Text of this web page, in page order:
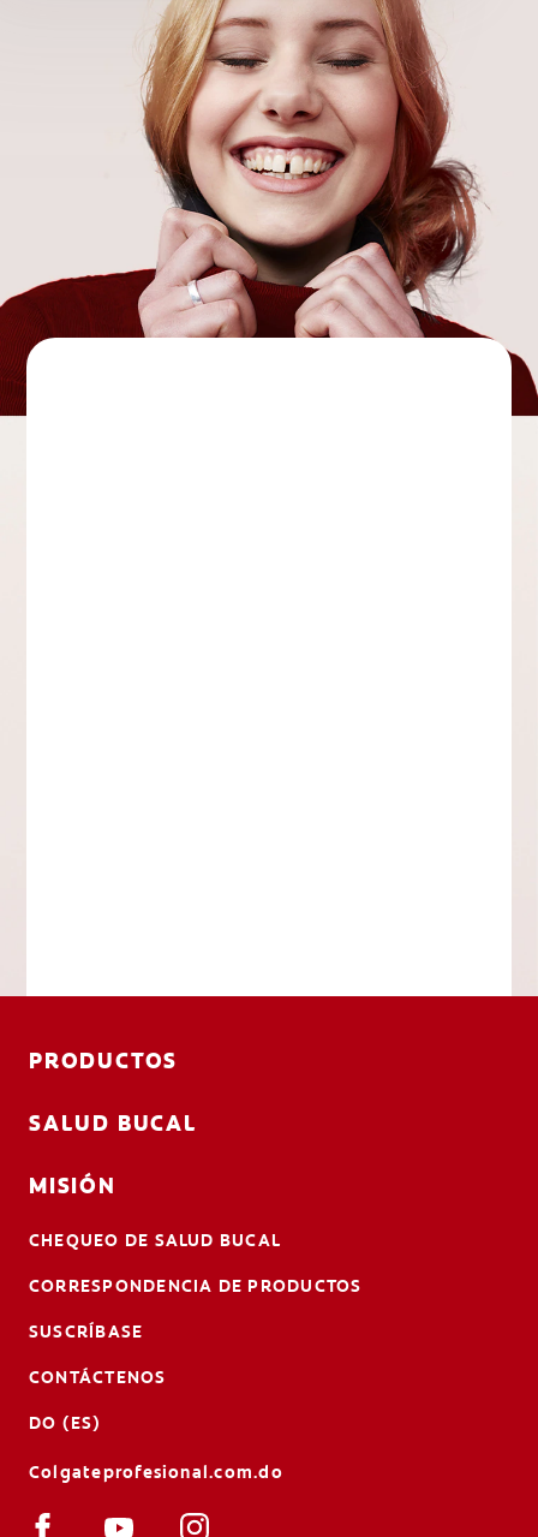
PRODUCTOS
SALUD BUCAL
MISIÓN
CHEQUEO DE SALUD BUCAL
CORRESPONDENCIA DE PRODUCTOS
SUSCRÍBASE
CONTÁCTENOS
DO (ES)
Colgateprofesional.com.do